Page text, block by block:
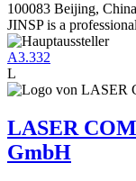
100083 Beijing, China
JINSP is a
A3.332
L
LASER
GmbH